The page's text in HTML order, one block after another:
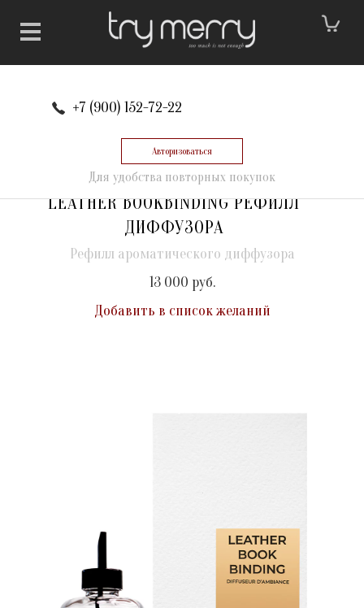
+7 (900) 152-72-22
Авторизоваться
Для удобства повторных покупок
LEATHER BOOKBINDING РЕФИЛЛ
ДИФФУЗОРА
Рефилл ароматического диффузора
13 000 руб.
Добавить в список желаний